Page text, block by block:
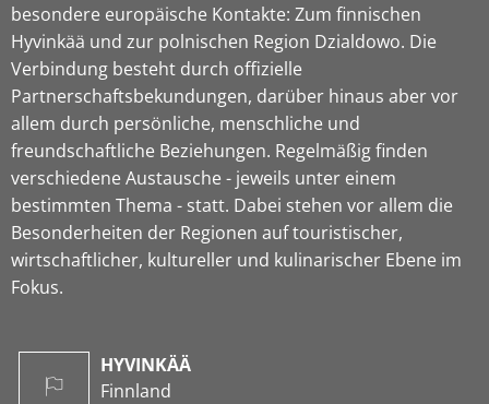
besondere europäische Kontakte: Zum finnischen
Hyvinkää und zur polnischen Region Dzialdowo. Die
Verbindung besteht durch offizielle
Partnerschaftsbekundungen, darüber hinaus aber vor
allem durch persönliche, menschliche und
freundschaftliche Beziehungen. Regelmäßig finden
verschiedene Austausche - jeweils unter einem
bestimmten Thema - statt. Dabei stehen vor allem die
Besonderheiten der Regionen auf touristischer,
wirtschaftlicher, kultureller und kulinarischer Ebene im
Fokus.
HYVINKÄÄ
Finnland